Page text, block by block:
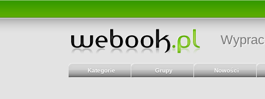
Kategorie Grupy Nowości